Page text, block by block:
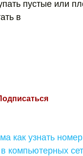
пустые или
в
как узнать
компьютерных